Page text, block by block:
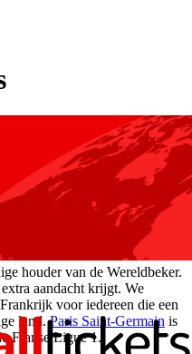
houder van de Wereldbeker.
aandacht krijgt. We
voor iedereen die een
land.Paris Saint-Germain is
Franse Ligue 1.